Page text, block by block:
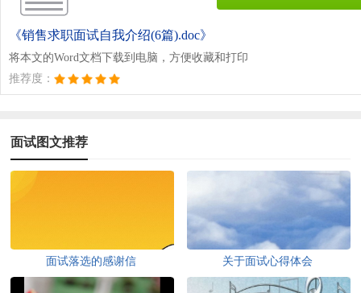
《销售求职面试自我介绍(6篇).doc》
将本文的Word文档下载到电脑，方便收藏和打印
推荐度：
面试图文推荐
面试落选的感谢信 关于面试心得体会